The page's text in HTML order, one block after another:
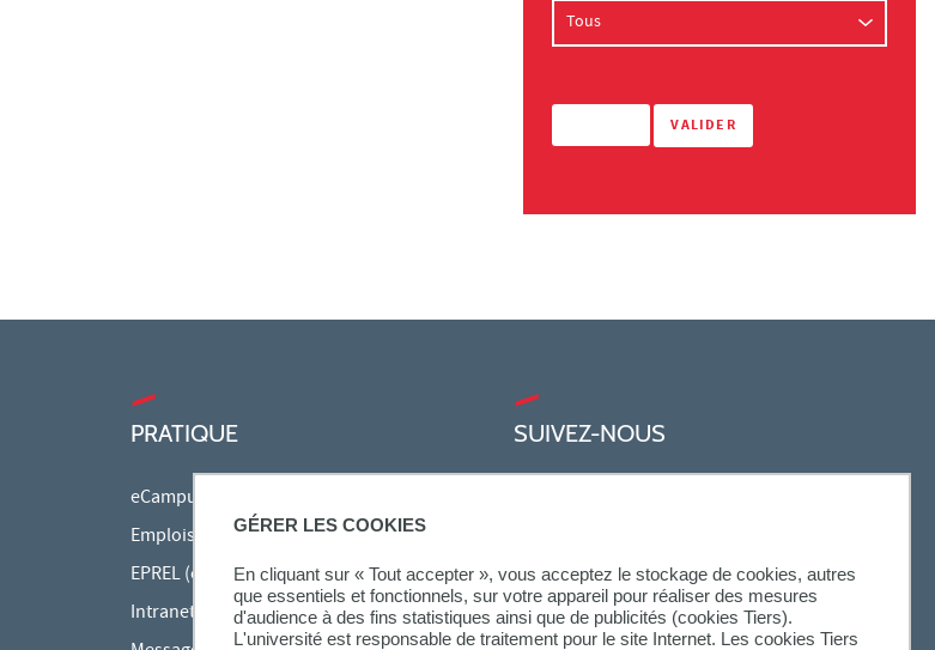
GÉRER LES COOKIES
En cliquant sur « Tout accepter », vous acceptez le stockage de cookies, autres
que essentiels et fonctionnels, sur votre appareil pour réaliser des mesures
d'audience à des fins statistiques ainsi que de publicités (cookies Tiers).
L'université est responsable de traitement pour le site Internet. Les cookies Tiers
PRATIQUE
eCampus
Emplois du temps en ligne
EPREL (cours en ligne)
Intranet des personnels
SUIVEZ-NOUS